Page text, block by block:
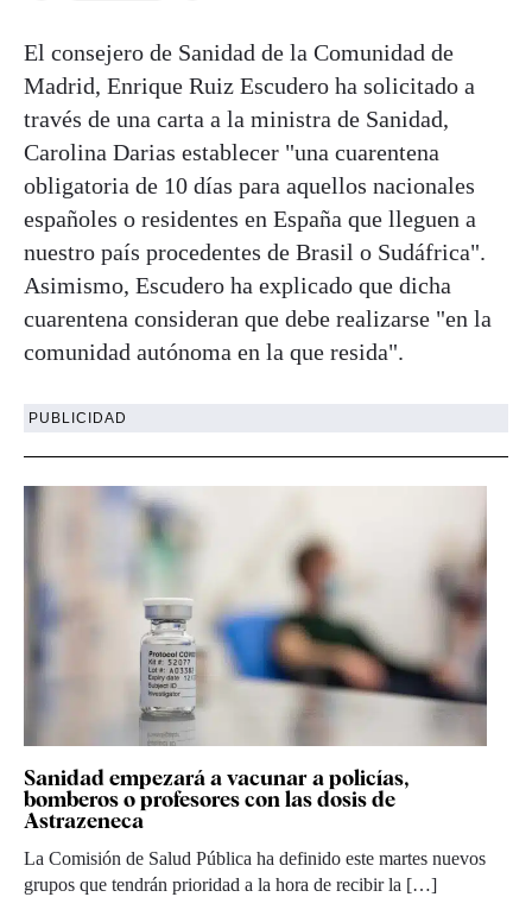
El consejero de Sanidad de la Comunidad de
Madrid, Enrique Ruiz Escudero ha solicitado a
través de una carta a la ministra de Sanidad,
Carolina Darias establecer "una cuarentena
obligatoria de 10 días para aquellos nacionales
españoles o residentes en España que lleguen a
nuestro país procedentes de Brasil o Sudáfrica".
Asimismo, Escudero ha explicado que dicha
cuarentena consideran que debe realizarse "en la
comunidad autónoma en la que resida".
PUBLICIDAD
Sanidad empezará a vacunar a policías,
bomberos o profesores con las dosis de
Astrazeneca
La Comisión de Salud Pública ha definido este martes nuevos
grupos que tendrán prioridad a la hora de recibir la […]